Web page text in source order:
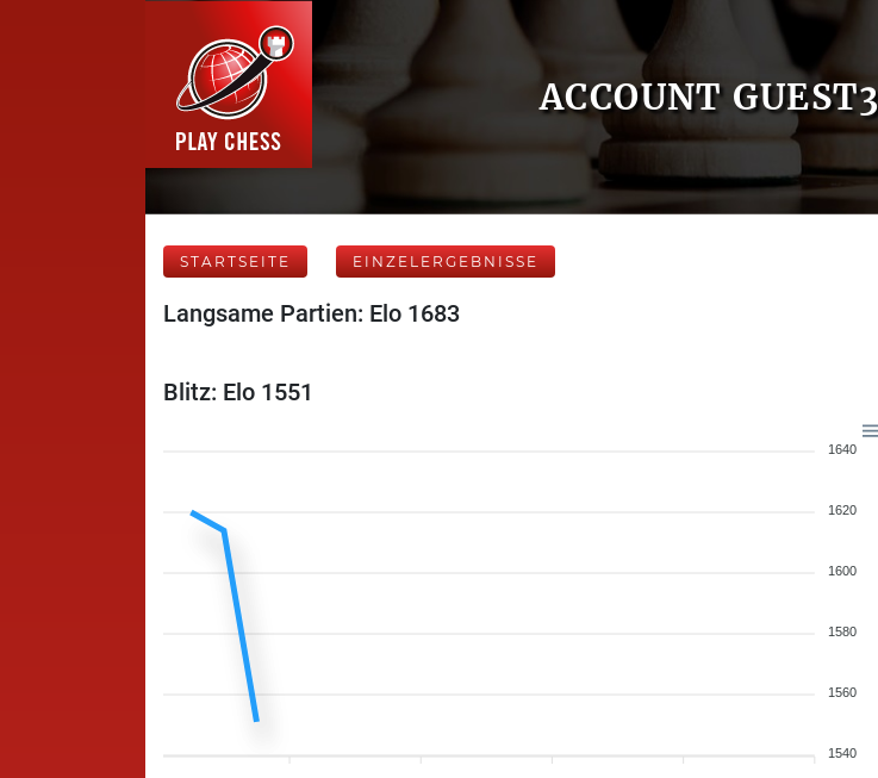
ACCOUNT
STARTSEITE EINZELERGEBNISSE
Langsame Partien: Elo 1683
Blitz: Elo 1551
1640
1620
1600
1580
1560
1540